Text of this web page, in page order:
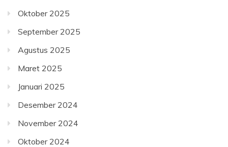
Oktober 2025
September 2025
Agustus 2025
Maret 2025
Januari 2025
Desember 2024
November 2024
Oktober 2024